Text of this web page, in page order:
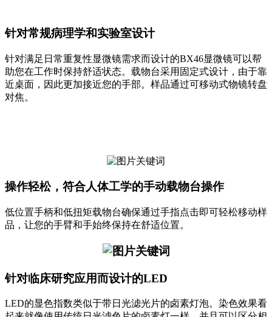
针对常规病理学和实验室设计
针对满足日常重复性显微镜需求而设计的BX46显微镜可以帮
助您在工作时保持舒适状态。载物台采用固定式设计，由于靠
近桌面，因此更加接近您的手部。样品通过可移动式物镜转盘
对焦。
操作轻松，符合人体工学的手动载物台操作
低位置手柄和低扭矩载物台确保通过手指点击即可轻松移动样
品，让您的手臂和手始终保持在舒适位置。
针对临床研究应用而设计的LED
LED的显色指数类似于带日光滤光片的卤素灯泡。染色效果看